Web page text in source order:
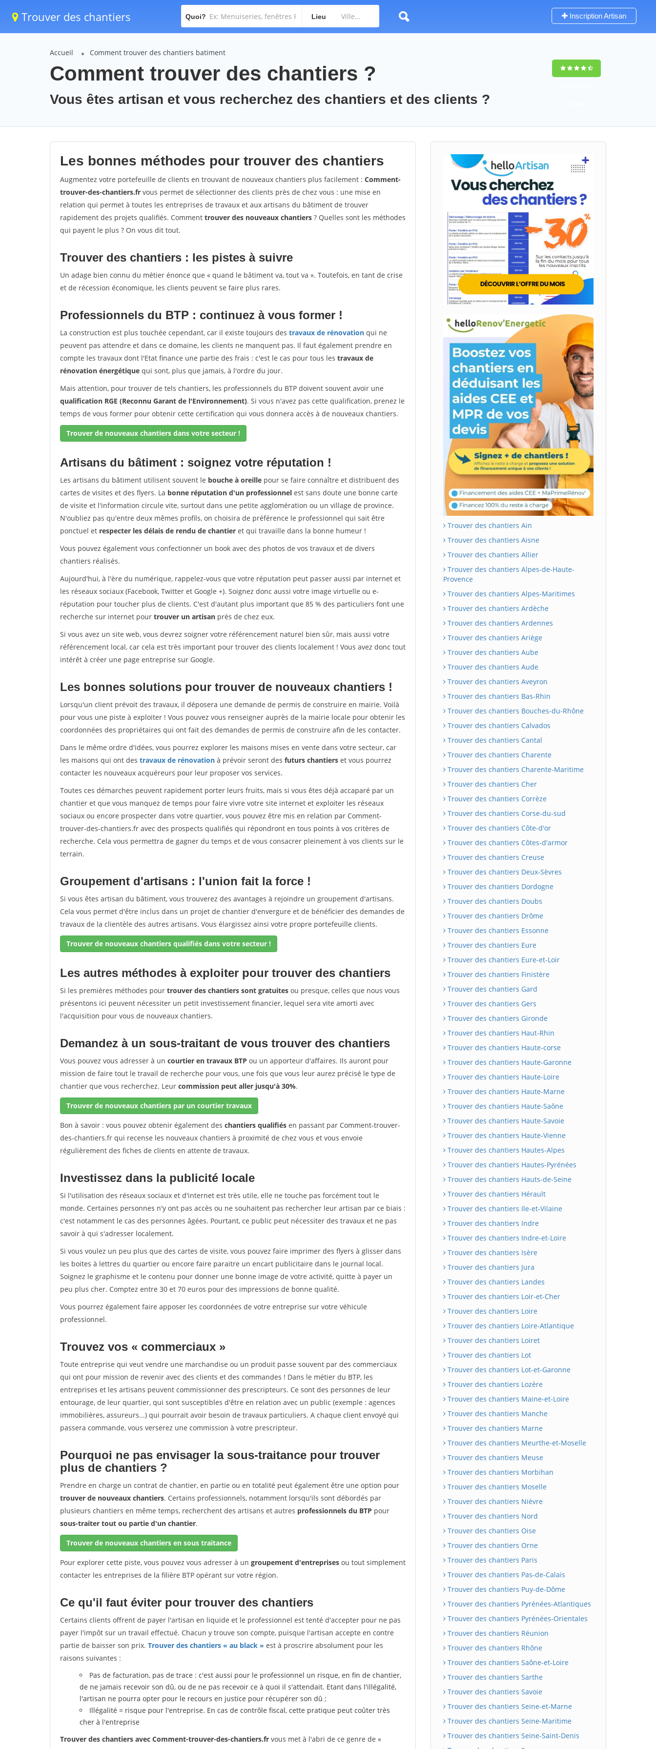
Trouver des chantiers Quoi? Lieu Inscription Artisan
Accueil Comment trouver des chantiers batiment
Comment trouver des chantiers ?
Vous êtes artisan et vous recherchez des chantiers et des clients ?
Les bonnes méthodes pour trouver des chantiers
Augmentez votre portefeuille de clients en trouvant de nouveaux chantiers plus facilement : Comment-
trouver-des-chantiers.fr vous permet de sélectionner des clients près de chez vous : une mise en
relation qui permet à toutes les entreprises de travaux et aux artisans du bâtiment de trouver
rapidement des projets qualifiés. Comment trouver des nouveaux chantiers ? Quelles sont les méthodes
qui payent le plus ? On vous dit tout.
Trouver des chantiers : les pistes à suivre
Un adage bien connu du métier énonce que « quand le bâtiment va, tout va ». Toutefois, en tant de crise
et de récession économique, les clients peuvent se faire plus rares.
Professionnels du BTP : continuez à vous former !
La construction est plus touchée cependant, car il existe toujours des travaux de rénovation qui ne
peuvent pas attendre et dans ce domaine, les clients ne manquent pas. Il faut également prendre en
compte les travaux dont l'Etat finance une partie des frais : c'est le cas pour tous les travaux de
rénovation énergétique qui sont, plus que jamais, à l'ordre du jour.
Mais attention, pour trouver de tels chantiers, les professionnels du BTP doivent souvent avoir une
qualification RGE (Reconnu Garant de l'Environnement). Si vous n'avez pas cette qualification, prenez le
temps de vous former pour obtenir cette certification qui vous donnera accès à de nouveaux chantiers.
Trouver de nouveaux chantiers dans votre secteur !
Artisans du bâtiment : soignez votre réputation !
Les artisans du bâtiment utilisent souvent le bouche à oreille pour se faire connaître et distribuent des
cartes de visites et des flyers. La bonne réputation d'un professionnel est sans doute une bonne carte
de visite et l'information circule vite, surtout dans une petite agglomération ou un village de province.
N'oubliez pas qu'entre deux mêmes profils, on choisira de préférence le professionnel qui sait être
ponctuel et respecter les délais de rendu de chantier et qui travaille dans la bonne humeur !
Vous pouvez également vous confectionner un book avec des photos de vos travaux et de divers
chantiers réalisés.
Aujourd'hui, à l'ère du numérique, rappelez-vous que votre réputation peut passer aussi par internet et
les réseaux sociaux (Facebook, Twitter et Google +). Soignez donc aussi votre image virtuelle ou e-
réputation pour toucher plus de clients. C'est d'autant plus important que 85 % des particuliers font une
recherche sur internet pour trouver un artisan près de chez eux.
Si vous avez un site web, vous devrez soigner votre référencement naturel bien sûr, mais aussi votre
référencement local, car cela est très important pour trouver des clients localement ! Vous avez donc tout
intérêt à créer une page entreprise sur Google.
Les bonnes solutions pour trouver de nouveaux chantiers !
Lorsqu'un client prévoit des travaux, il déposera une demande de permis de construire en mairie. Voilà
pour vous une piste à exploiter ! Vous pouvez vous renseigner auprès de la mairie locale pour obtenir les
coordonnées des propriétaires qui ont fait des demandes de permis de construire afin de les contacter.
Dans le même ordre d'idées, vous pourrez explorer les maisons mises en vente dans votre secteur, car
les maisons qui ont des travaux de rénovation à prévoir seront des futurs chantiers et vous pourrez
contacter les nouveaux acquéreurs pour leur proposer vos services.
Toutes ces démarches peuvent rapidement porter leurs fruits, mais si vous êtes déjà accaparé par un
chantier et que vous manquez de temps pour faire vivre votre site internet et exploiter les réseaux
sociaux ou encore prospecter dans votre quartier, vous pouvez être mis en relation par Comment-
trouver-des-chantiers.fr avec des prospects qualifiés qui répondront en tous points à vos critères de
recherche. Cela vous permettra de gagner du temps et de vous consacrer pleinement à vos clients sur le
terrain.
Groupement d'artisans : l'union fait la force !
Si vous êtes artisan du bâtiment, vous trouverez des avantages à rejoindre un groupement d'artisans.
Cela vous permet d'être inclus dans un projet de chantier d'envergure et de bénéficier des demandes de
travaux de la clientèle des autres artisans. Vous élargissez ainsi votre propre portefeuille clients.
Trouver de nouveaux chantiers qualifiés dans votre secteur !
Les autres méthodes à exploiter pour trouver des chantiers
Si les premières méthodes pour trouver des chantiers sont gratuites ou presque, celles que nous vous
présentons ici peuvent nécessiter un petit investissement financier, lequel sera vite amorti avec
l'acquisition pour vous de nouveaux chantiers.
Demandez à un sous-traitant de vous trouver des chantiers
Vous pouvez vous adresser à un courtier en travaux BTP ou un apporteur d'affaires. Ils auront pour
mission de faire tout le travail de recherche pour vous, une fois que vous leur aurez précisé le type de
chantier que vous recherchez. Leur commission peut aller jusqu'à 30%.
Trouver de nouveaux chantiers par un courtier travaux
Bon à savoir : vous pouvez obtenir également des chantiers qualifiés en passant par Comment-trouver-
des-chantiers.fr qui recense les nouveaux chantiers à proximité de chez vous et vous envoie
régulièrement des fiches de clients en attente de travaux.
Investissez dans la publicité locale
Si l'utilisation des réseaux sociaux et d'internet est très utile, elle ne touche pas forcément tout le
monde. Certaines personnes n'y ont pas accès ou ne souhaitent pas rechercher leur artisan par ce biais :
c'est notamment le cas des personnes âgées. Pourtant, ce public peut nécessiter des travaux et ne pas
savoir à qui s'adresser localement.
Si vous voulez un peu plus que des cartes de visite, vous pouvez faire imprimer des flyers à glisser dans
les boites à lettres du quartier ou encore faire paraitre un encart publicitaire dans le journal local.
Soignez le graphisme et le contenu pour donner une bonne image de votre activité, quitte à payer un
peu plus cher. Comptez entre 30 et 70 euros pour des impressions de bonne qualité.
Vous pourrez également faire apposer les coordonnées de votre entreprise sur votre véhicule
professionnel.
Trouvez vos « commerciaux »
Toute entreprise qui veut vendre une marchandise ou un produit passe souvent par des commerciaux
qui ont pour mission de revenir avec des clients et des commandes ! Dans le métier du BTP, les
entreprises et les artisans peuvent commissionner des prescripteurs. Ce sont des personnes de leur
entourage, de leur quartier, qui sont susceptibles d'être en relation avec un public (exemple : agences
immobilières, assureurs...) qui pourrait avoir besoin de travaux particuliers. A chaque client envoyé qui
passera commande, vous verserez une commission à votre prescripteur.
Pourquoi ne pas envisager la sous-traitance pour trouver
plus de chantiers ?
Prendre en charge un contrat de chantier, en partie ou en totalité peut également être une option pour
trouver de nouveaux chantiers. Certains professionnels, notamment lorsqu'ils sont débordés par
plusieurs chantiers en même temps, recherchent des artisans et autres professionnels du BTP pour
sous-traiter tout ou partie d'un chantier.
Trouver de nouveaux chantiers en sous traitance
Pour explorer cette piste, vous pouvez vous adresser à un groupement d'entreprises ou tout simplement
contacter les entreprises de la filière BTP opérant sur votre région.
Ce qu'il faut éviter pour trouver des chantiers
Certains clients offrent de payer l'artisan en liquide et le professionnel est tenté d'accepter pour ne pas
payer l'impôt sur un travail effectué. Chacun y trouve son compte, puisque l'artisan accepte en contre
partie de baisser son prix. Trouver des chantiers « au black » est à proscrire absolument pour les
raisons suivantes :
Pas de facturation, pas de trace : c'est aussi pour le professionnel un risque, en fin de chantier,
de ne jamais recevoir son dû, ou de ne pas recevoir ce à quoi il s'attendait. Etant dans l'illégalité,
l'artisan ne pourra opter pour le recours en justice pour récupérer son dû ;
Illégalité = risque pour l'entreprise. En cas de contrôle fiscal, cette pratique peut coûter très
cher à l'entreprise
Trouver des chantiers avec Comment-trouver-des-chantiers.fr vous met à l'abri de ce genre de «
Trouver des chantiers Ain
Trouver des chantiers Aisne
Trouver des chantiers Allier
Trouver des chantiers Alpes-de-Haute-
Provence
Trouver des chantiers Alpes-Maritimes
Trouver des chantiers Ardèche
Trouver des chantiers Ardennes
Trouver des chantiers Ariège
Trouver des chantiers Aube
Trouver des chantiers Aude
Trouver des chantiers Aveyron
Trouver des chantiers Bas-Rhin
Trouver des chantiers Bouches-du-Rhône
Trouver des chantiers Calvados
Trouver des chantiers Cantal
Trouver des chantiers Charente
Trouver des chantiers Charente-Maritime
Trouver des chantiers Cher
Trouver des chantiers Corrèze
Trouver des chantiers Corse-du-sud
Trouver des chantiers Côte-d'or
Trouver des chantiers Côtes-d'armor
Trouver des chantiers Creuse
Trouver des chantiers Deux-Sèvres
Trouver des chantiers Dordogne
Trouver des chantiers Doubs
Trouver des chantiers Drôme
Trouver des chantiers Essonne
Trouver des chantiers Eure
Trouver des chantiers Eure-et-Loir
Trouver des chantiers Finistère
Trouver des chantiers Gard
Trouver des chantiers Gers
Trouver des chantiers Gironde
Trouver des chantiers Haut-Rhin
Trouver des chantiers Haute-corse
Trouver des chantiers Haute-Garonne
Trouver des chantiers Haute-Loire
Trouver des chantiers Haute-Marne
Trouver des chantiers Haute-Saône
Trouver des chantiers Haute-Savoie
Trouver des chantiers Haute-Vienne
Trouver des chantiers Hautes-Alpes
Trouver des chantiers Hautes-Pyrénées
Trouver des chantiers Hauts-de-Seine
Trouver des chantiers Hérault
Trouver des chantiers Ile-et-Vilaine
Trouver des chantiers Indre
Trouver des chantiers Indre-et-Loire
Trouver des chantiers Isère
Trouver des chantiers Jura
Trouver des chantiers Landes
Trouver des chantiers Loir-et-Cher
Trouver des chantiers Loire
Trouver des chantiers Loire-Atlantique
Trouver des chantiers Loiret
Trouver des chantiers Lot
Trouver des chantiers Lot-et-Garonne
Trouver des chantiers Lozère
Trouver des chantiers Maine-et-Loire
Trouver des chantiers Manche
Trouver des chantiers Marne
Trouver des chantiers Meurthe-et-Moselle
Trouver des chantiers Meuse
Trouver des chantiers Morbihan
Trouver des chantiers Moselle
Trouver des chantiers Nièvre
Trouver des chantiers Nord
Trouver des chantiers Oise
Trouver des chantiers Orne
Trouver des chantiers Paris
Trouver des chantiers Pas-de-Calais
Trouver des chantiers Puy-de-Dôme
Trouver des chantiers Pyrénées-Atlantiques
Trouver des chantiers Pyrénées-Orientales
Trouver des chantiers Réunion
Trouver des chantiers Rhône
Trouver des chantiers Saône-et-Loire
Trouver des chantiers Sarthe
Trouver des chantiers Savoie
Trouver des chantiers Seine-et-Marne
Trouver des chantiers Seine-Maritime
Trouver des chantiers Seine-Saint-Denis